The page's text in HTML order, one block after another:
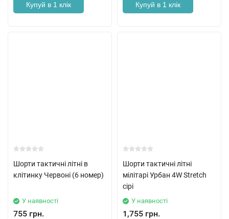
Купуй в 1 клік Купуй в 1 клік
Шорти тактичні літні в
клітинку Червоні (6 номер)
У наявності
755 грн.
Шорти тактичні літні
мілітарі Урбан 4W Stretch
сірі
У наявності
1,755 грн.